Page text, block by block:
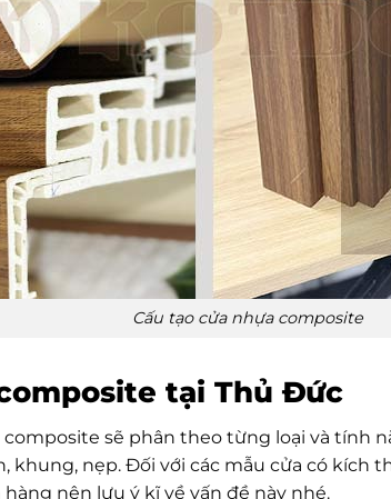
Cấu tạo cửa nhựa composite
tại Thủ Đức
composite sẽ phân theo từng loại và tính
khung, nẹp. Đối với các mẫu cửa có kích
nên lưu ý kĩ về vấn đề này nhé.